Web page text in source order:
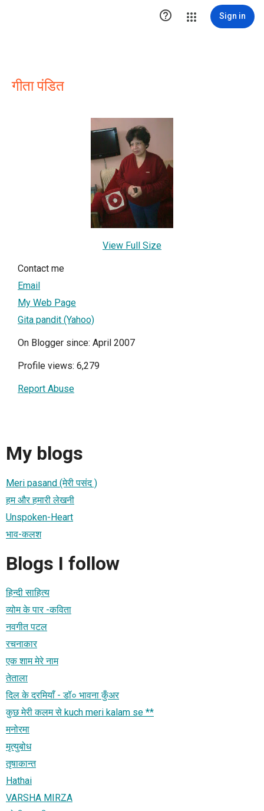
 Sign in
गीता पंडित
View Full Size
Contact me
Email
My Web Page
Gita pandit (Yahoo)
On Blogger since: April 2007
Profile views: 6,279
Report Abuse
My blogs
Meri pasand (मेरी पसंद )
हम और हमारी लेखनी
Unspoken-Heart
भाव-कलश
Blogs I follow
हिन्दी साहित्य
व्योम के पार -कविता
नवगीत पटल
रचनाकार
एक शाम मेरे नाम
तेताला
दिल के दरमियाँ - डॉ० भावना कुँअर
कुछ मेरी कलम से kuch meri kalam se **
मनोरमा
मृत्युबोध
तृषाकान्त
Hathai
VARSHA MIRZA